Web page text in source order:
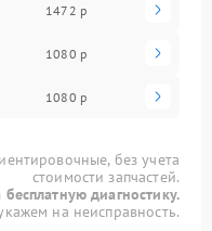
1472 р
1080 р
1080 р
без учета
стоимости запчастей.
диагностику.
на неисправность.